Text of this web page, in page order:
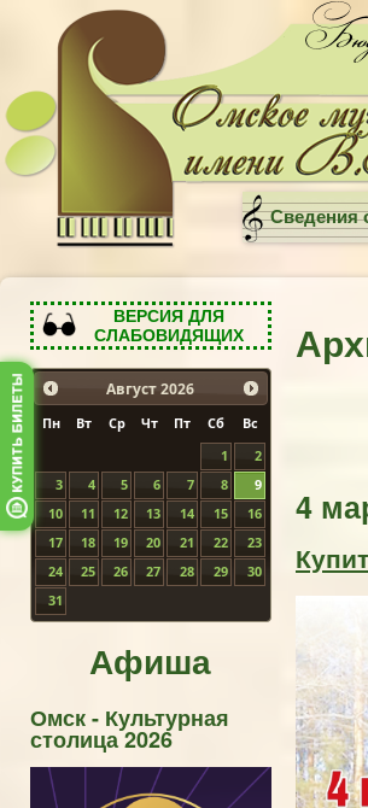
Сведения
ВЕРСИЯ ДЛЯ
СЛАБОВИДЯЩИХ
Август 2026
Пн Вт Ср Чт Пт Сб
Вс
1
2
3
4 5 6 7 8
9
10
11 12 13 14 15
16
17
18 19 20 21 22
23
24
25 26 27 28 29
30
31
Афиша
Омск - Культурная
столица 2026
4